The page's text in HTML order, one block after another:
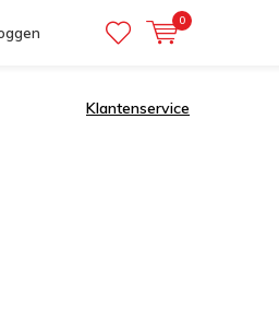
0
Klantenservice